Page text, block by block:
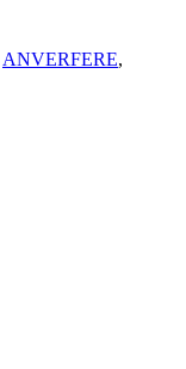
ANVERFERE,